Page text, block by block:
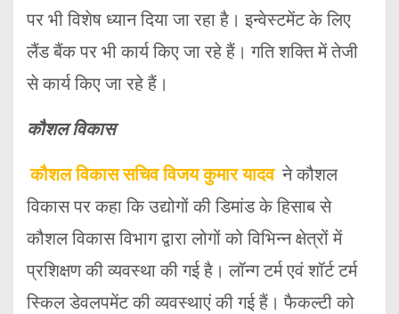
पर भी विशेष ध्यान दिया जा रहा है। इन्वेस्टमेंट के लिए
लैंड बैंक पर भी कार्य किए जा रहे हैं। गति शक्ति में तेजी
से कार्य किए जा रहे हैं।
कौशल विकास
कौशल विकास सचिव विजय कुमार यादव ने कौशल
विकास पर कहा कि उद्योगों की डिमांड के हिसाब से
कौशल विकास विभाग द्वारा लोगों को विभिन्न क्षेत्रों में
प्रशिक्षण की व्यवस्था की गई है। लॉन्ग टर्म एवं शॉर्ट टर्म
स्किल डेवलपमेंट की व्यवस्थाएं की गई हैं। फैकल्टी को